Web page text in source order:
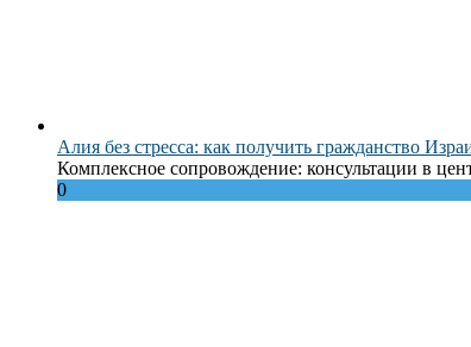
Алия без стресса: как получить гражданство
Комплексное сопровождение: консультации в
0